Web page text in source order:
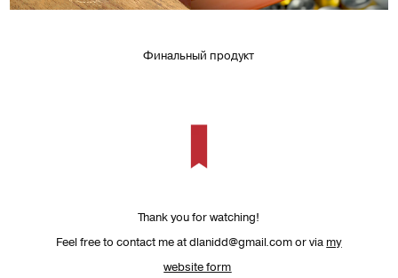
Финальный продукт
Thank you for watching!
Feel free to contact me at dlanidd@gmail.com or via my
website form